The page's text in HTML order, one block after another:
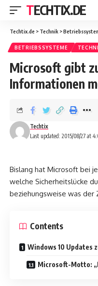
TECHTIX.DE
Techtix.de > Technik >
BETRIEBSSYSTEME
Microsoft gibt
Informationen
Last updated: 2015/08/27 at
Techtix
Bislang hat Microsoft bei
welche Sicherheitslücke
beziehungsweise was der
Contents
Windows 10 Updates
Microsoft-Motto: